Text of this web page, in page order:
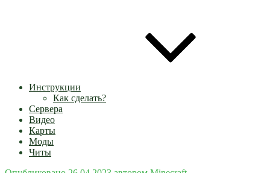
Инструкции
Как сделать?
Сервера
Видео
Карты
Моды
Читы